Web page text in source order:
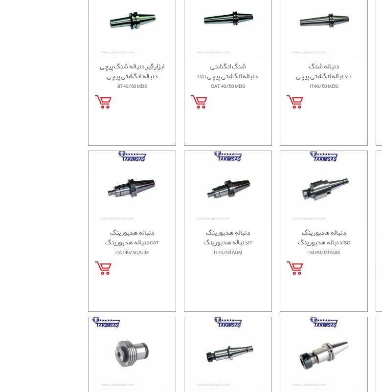
ابزارگیردنباله شنگ پیچی
دنباله انگشتی پیچی
BT40/50 MDS
شنگ انگشتی
CATدنباله انگشتی پیچی
CAT 40/50 MDS
دنباله شنگ
دنباله انگشتی پیچیIT
IT40/50 MDS
دنباله هدبورینگ
دنباله هدبورینگCAT
CAT40/50 ADM
دنباله هدبورینگ
دنباله هدبورینگIT
IT40/50 ADM
دنباله هدبورینگ
دنباله هدبورینگISO
ISO40/50 ADM